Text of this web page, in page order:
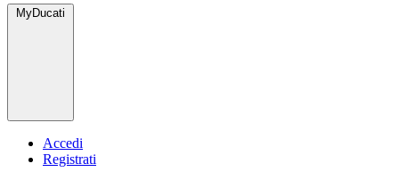
MyDucati
Accedi
Registrati